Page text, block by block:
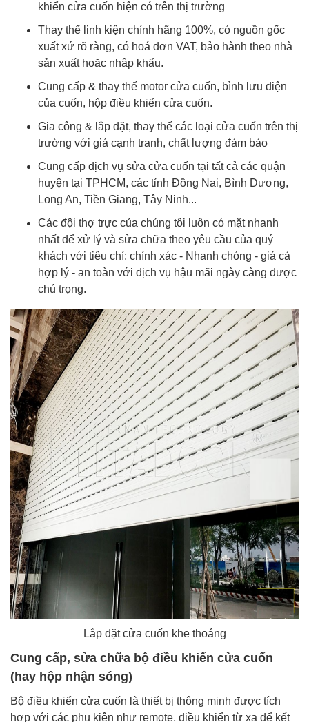
khiển cửa cuốn hiện có trên thị trường
Thay thế linh kiện chính hãng 100%, có nguồn gốc
xuất xứ rõ ràng, có hoá đơn VAT, bảo hành theo nhà
sản xuất hoặc nhập khẩu.
Cung cấp & thay thế motor cửa cuốn, bình lưu điện
của cuốn, hộp điều khiển cửa cuốn.
Gia công & lắp đặt, thay thế các loại cửa cuốn trên thị
trường với giá cạnh tranh, chất lượng đảm bảo
Cung cấp dịch vụ sửa cửa cuốn tại tất cả các quận
huyện tại TPHCM, các tỉnh Đồng Nai, Bình Dương,
Long An, Tiền Giang, Tây Ninh...
Các đội thợ trực của chúng tôi luôn có mặt nhanh
nhất để xử lý và sửa chữa theo yêu cầu của quý
khách với tiêu chí: chính xác - Nhanh chóng - giá cả
hợp lý - an toàn với dịch vụ hậu mãi ngày càng được
chú trọng.
Lắp đặt cửa cuốn khe thoáng
Cung cấp, sửa chữa bộ điều khiển cửa cuốn
(hay hộp nhận sóng)
Bộ điều khiển cửa cuốn là thiết bị thông minh được tích
hợp với các phụ kiện như remote, điều khiển từ xa để kết